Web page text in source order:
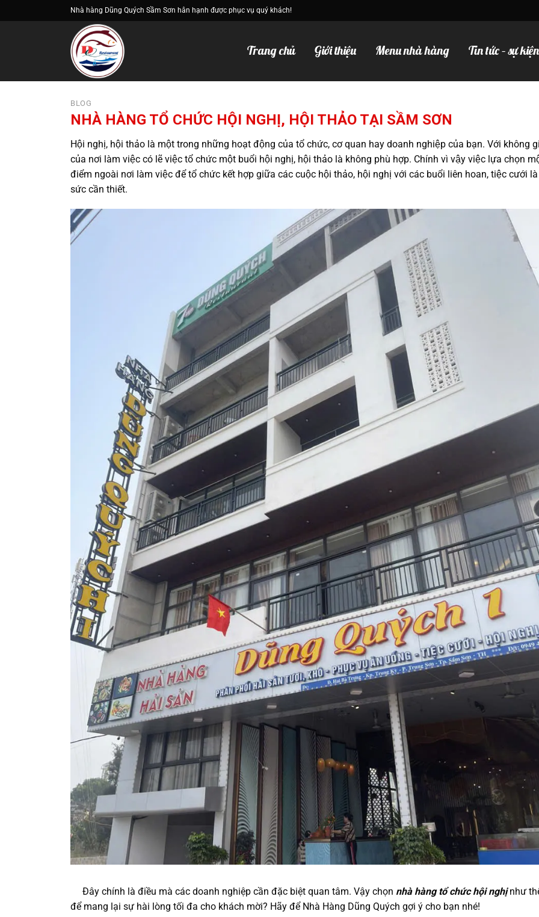
qua
Nhà hàng Dũng Quých Sầm Sơn hân hạnh được phục vụ quý khách!
Trang chủ Giới thiệu Menu nhà hàng Tin tức – sự kiện
BLOG
NHÀ HÀNG TỔ CHỨC HỘI NGHỊ, HỘI THẢO TẠI SẦM SƠN
Hội nghị, hội thảo là một trong những hoạt động của tổ chức, cơ quan hay doanh nghiệp của bạn. Với không
của nơi làm việc có lẽ việc tổ chức một buổi hội nghị, hội thảo là không phù hợp. Chính vì vậy việc lựa chọn
điểm ngoài nơi làm việc để tổ chức kết hợp giữa các cuộc hội thảo, hội nghị với các buổi liên hoan, tiệc cưới
sức cần thiết.
Đây chính là điều mà các doanh nghiệp cần đặc biệt quan tâm. Vậy chọn nhà hàng tổ chức hội nghịnhư
để mang lại sự hài lòng tối đa cho khách mời? Hãy để Nhà Hàng Dũng Quých gợi ý cho bạn nhé!